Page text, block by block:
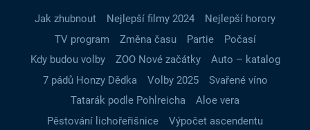
Jak zhubnout Nejlepší filmy 2024
Nejlepší horory
TV program
Změna času Partie
Počasí
Kdy budou volby
ZOO Nové začátky
Auto – katalog
7 pádů Honzy Dědka
Volby 2025
Svařené víno
Tatarák podle Pohlreicha
Aloe vera
Pěstování lichořeřišnice
Výpočet ascendentu